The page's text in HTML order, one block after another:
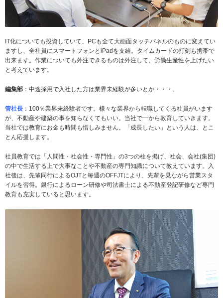
IT化についても投資していて、PCも全て大画面タッチパネルのものに変えてい
ますし、全社員にスマートフォンとiPadを支給。タイムカードの打刻も携帯で
出来ます。作業についても外注できるものは外注して、労働生産性を上げたい
と考えています。
編集部 ：中途採用で入社した方は業界未経験が多いとか・・・。
管社長 ：100％業界未経験者です。様々な業界から転職してくる社員がいます
が、不動産や建築の事を知らなくてもいい。当社で一から教育していきます。
当社では教育にお金も時間も惜しみません。「成長したい」という人は、とこ
とん応援します。
社員教育では「人間性・社会性・専門性」の3つの柱を掲げ、社会、会社(集団)
の中で生活する上で大事なことや不動産の専門知識について教えています。入
社後は、先輩同行によるOJTと毎週のOFFJTにより、先輩を見ながら営業スタ
イルを習得。銀行によるローン研修や司法書士による不動産登記研修など専門
教育も充実していると思います。